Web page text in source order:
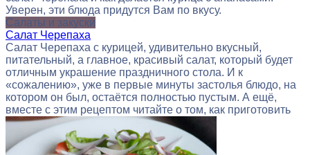
Уверен, эти блюда придутся Вам по вкусу.
Салаты и закуски
Салат Черепаха
Салат Черепаха с курицей, удивительно вкусный,
питательный, а главное, красивый салат, который будет
отличным украшение праздничного стола. И к
«сожалению», уже в первые минуты застолья блюдо, на
котором он был, остаётся полностью пустым. А ещё,
вместе с этим рецептом читайте о том, как приготовить